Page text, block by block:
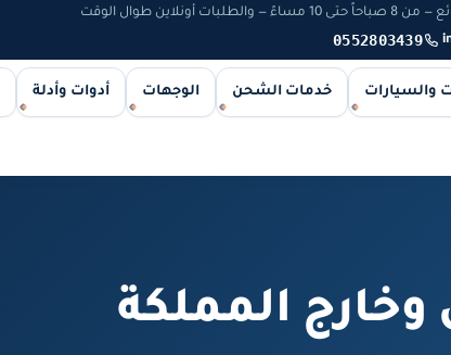
طوال الوقت
0552803439
والسيارات خدمات الشحن الوجهات أدوات وأدلة
المملكة